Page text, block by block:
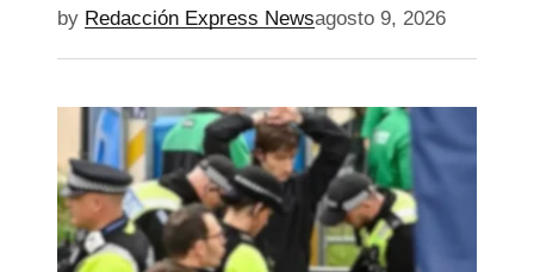
by Redacción Express Newsagosto 9, 2026